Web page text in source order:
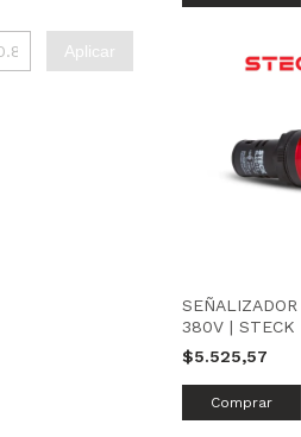
Aplicar
380V | STECK
$5.525,57